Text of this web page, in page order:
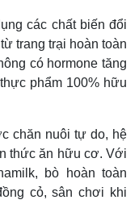
các chất biến đổi
trang trại hoàn toàn
có hormone tăng
phẩm 100% hữu
chăn nuôi tự do, hệ
thức ăn hữu cơ. Với
bò hoàn toàn
cỏ, sân chơi khi